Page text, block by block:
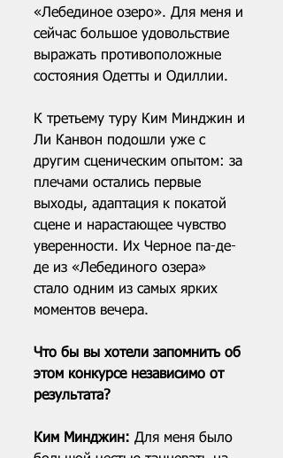
«Лебединое озеро». Для меня и
сейчас большое удовольствие
выражать противоположные
состояния Одетты и Одиллии.
К третьему туру Ким Минджин и
Ли Канвон подошли уже с
другим сценическим опытом: за
плечами остались первые
выходы, адаптация к покатой
сцене и нарастающее чувство
уверенности. Их Черное па-де-
де из «Лебединого озера»
стало одним из самых ярких
моментов вечера.
Что бы вы хотели запомнить об
этом конкурсе независимо от
результата?
Ким Минджин: Для меня было